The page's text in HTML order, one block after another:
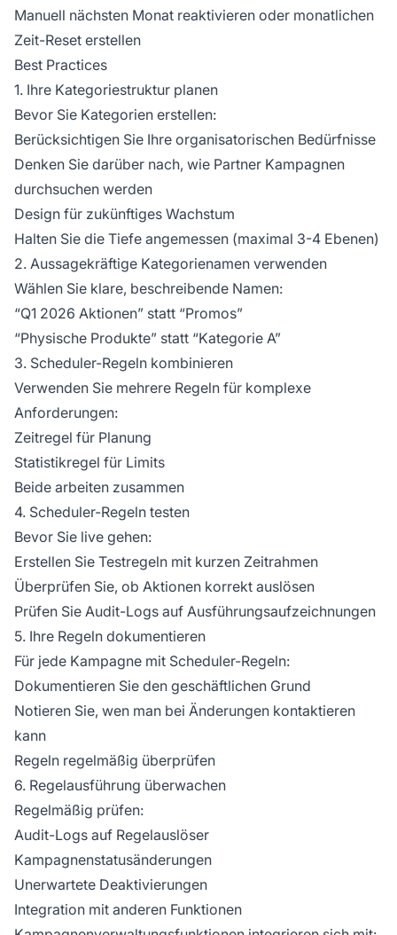
Manuell nächsten Monat reaktivieren oder monatlichen
Zeit-Reset erstellen
Best Practices
1. Ihre Kategoriestruktur planen
Bevor Sie Kategorien erstellen:
Berücksichtigen Sie Ihre organisatorischen Bedürfnisse
Denken Sie darüber nach, wie Partner Kampagnen
durchsuchen werden
Design für zukünftiges Wachstum
Halten Sie die Tiefe angemessen (maximal 3-4 Ebenen)
2. Aussagekräftige Kategorienamen verwenden
Wählen Sie klare, beschreibende Namen:
“Q1 2026 Aktionen” statt “Promos”
“Physische Produkte” statt “Kategorie A”
3. Scheduler-Regeln kombinieren
Verwenden Sie mehrere Regeln für komplexe
Anforderungen:
Zeitregel für Planung
Statistikregel für Limits
Beide arbeiten zusammen
4. Scheduler-Regeln testen
Bevor Sie live gehen:
Erstellen Sie Testregeln mit kurzen Zeitrahmen
Überprüfen Sie, ob Aktionen korrekt auslösen
Prüfen Sie Audit-Logs auf Ausführungsaufzeichnungen
5. Ihre Regeln dokumentieren
Für jede Kampagne mit Scheduler-Regeln:
Dokumentieren Sie den geschäftlichen Grund
Notieren Sie, wen man bei Änderungen kontaktieren
kann
Regeln regelmäßig überprüfen
6. Regelausführung überwachen
Regelmäßig prüfen:
Audit-Logs auf Regelauslöser
Kampagnenstatusänderungen
Unerwartete Deaktivierungen
Integration mit anderen Funktionen